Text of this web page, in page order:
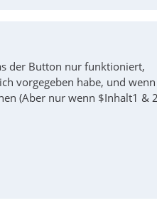
der Button nur funktioniert,
vorgegeben habe, und
(Aber nur wenn $Inhalt1 &